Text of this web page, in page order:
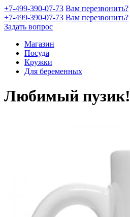
+7-499-390-07-73 Вам перезвонить?
+7-499-390-07-73 Вам перезвонить?
Задать вопрос
Магазин
Посуда
Кружки
Для беременных
Любимый пузик!